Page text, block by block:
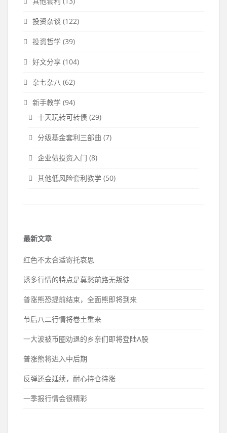
投资杂谈 (122)
投资哲学 (39)
好文分享 (104)
杂七杂八 (62)
新手教学 (94)
十天玩转可转债 (29)
分级基金套利三部曲 (7)
企业债投资入门 (8)
其他低风险套利教学 (50)
最新文章
红色不太合适寄托哀思
诱多行情的特点是莫愁前路无叛徒
普涨熊恐提前结束，全面熊即将到来
节后八二行情将卷土重来
一大波被币圈劝退的乡亲们即将登陆A股
普涨熊将进入中后期
反弹还会延续，耐心持仓待涨
一季报行情会很精彩